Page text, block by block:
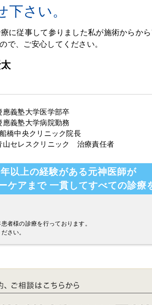
下さい。
に従事して参りました私が施術からか
で、ご安心してください。
義塾大学医学部卒
義塾大学病院勤務
橋中央クリニック院長
セレスクリニック 治療責任者
以上の経験がある元神医師が
ケアまで 一貫してすべての診療
者様の診療を行っております。
さい。